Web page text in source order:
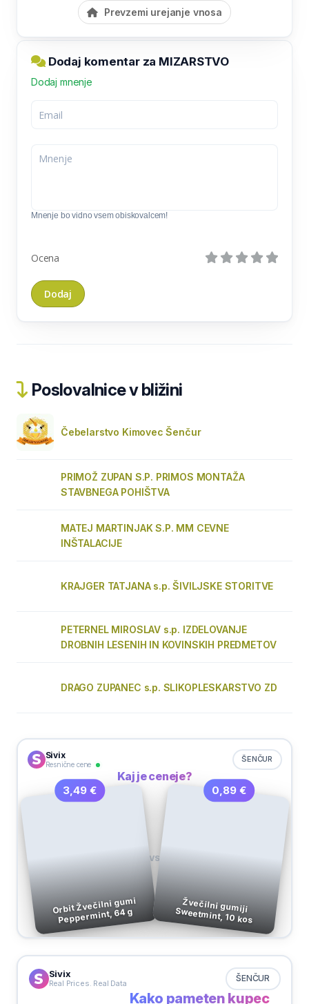
Prevzemi urejanje vnosa
Dodaj komentar za MIZARSTVO
Dodaj mnenje
Mnenje bo vidno vsem obiskovalcem!
Ocena
Poslovalnice v bližini
Čebelarstvo Kimovec Šenčur
PRIMOŽ ZUPAN S.P. PRIMOS MONTAŽA
STAVBNEGA POHIŠTVA
MATEJ MARTINJAK S.P. MM CEVNE
INŠTALACIJE
KRAJGER TATJANA s.p. ŠIVILJSKE STORITVE
PETERNEL MIROSLAV s.p. IZDELOVANJE
DROBNIH LESENIH IN KOVINSKIH PREDMETOV
DRAGO ZUPANEC s.p. SLIKOPLESKARSTVO ZD
Sivix
Resnične cene
ŠENČUR
Kaj je ceneje?
3,49 €
Orbit Žvečilni gumi
Peppermint, 64 g
VS
0,89 €
Žvečilni gumiji
Sweetmint, 10 kos
Sivix
Real Prices. Real Data ŠENČUR
Kako pameten kupec